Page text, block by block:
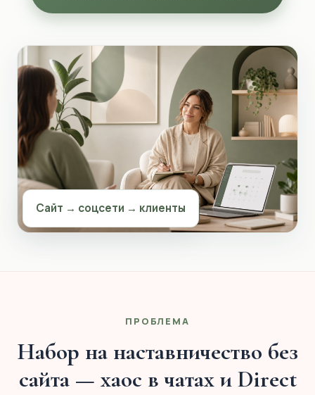
Сайт → соцсети → клиенты
ПРОБЛЕМА
Набор на наставничество без
сайта — хаос в чатах и Direct